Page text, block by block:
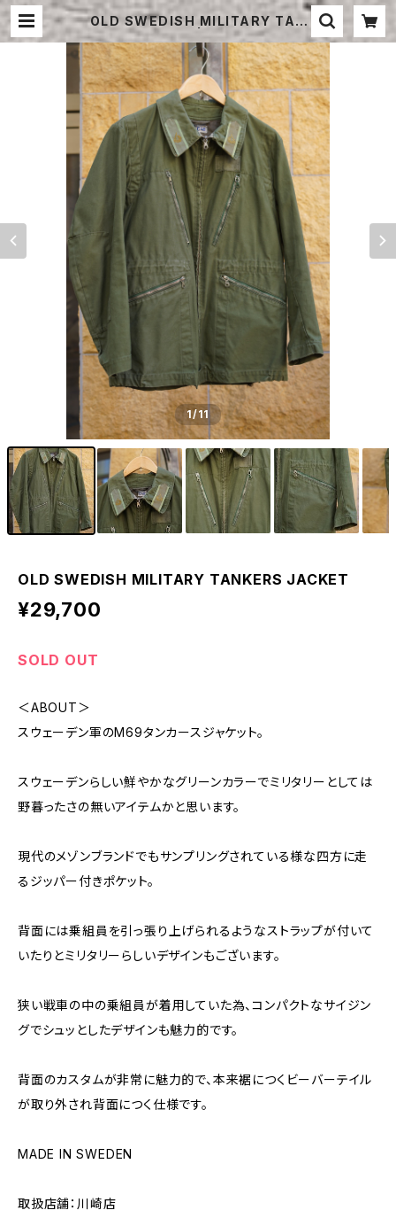
OLD SWEDISH MILITARY TAN
KERS JACKET | STRAYSHEEP
ONLINE
1/11
OLD SWEDISH MILITARY TANKERS JACKET
¥29,700
SOLD OUT
＜ABOUT＞
スウェーデン軍のM69タンカースジャケット。
スウェーデンらしい鮮やかなグリーンカラーでミリタリーとしては
野暮ったさの無いアイテムかと思います。
現代のメゾンブランドでもサンプリングされている様な四方に走
るジッパー付きポケット。
背面には乗組員を引っ張り上げられるようなストラップが付いて
いたりとミリタリーらしいデザインもございます。
狭い戦車の中の乗組員が着用していた為、コンパクトなサイジン
グでシュッとしたデザインも魅力的です。
背面のカスタムが非常に魅力的で、本来裾につくビーバーテイル
が取り外され背面につく仕様です。
MADE IN SWEDEN
取扱店舗：川崎店